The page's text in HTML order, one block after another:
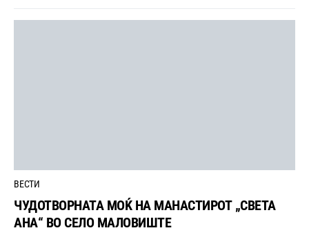
ВЕСТИ
ЧУДОТВОРНАТА МОЌ НА МАНАСТИРОТ „СВЕТА
АНА“ ВО СЕЛО МАЛОВИШТЕ